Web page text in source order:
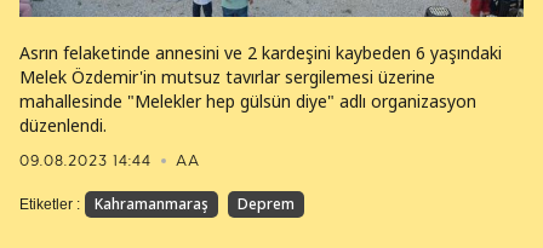
09.08.2023 14:44 AA
Asrın felaketinde annesini ve 2 kardeşini kaybeden 6 yaşındaki
Melek Özdemir'in mutsuz tavırlar sergilemesi üzerine
mahallesinde "Melekler hep gülsün diye" adlı organizasyon
düzenlendi.
Etiketler : Kahramanmaraş Deprem